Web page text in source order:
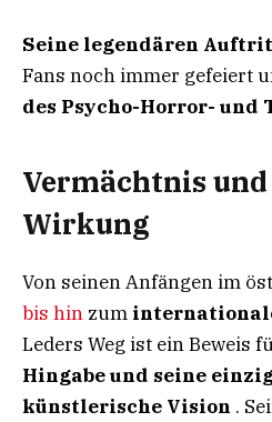
Seine legendären
Fans noch immer gefeiert
des Psycho-Horror-
Vermächtnis
Wirkung
Von seinen Anfängen im
bis hin zum
Leders Weg ist ein Beweis
Hingabe und seine
künstlerische Vision .